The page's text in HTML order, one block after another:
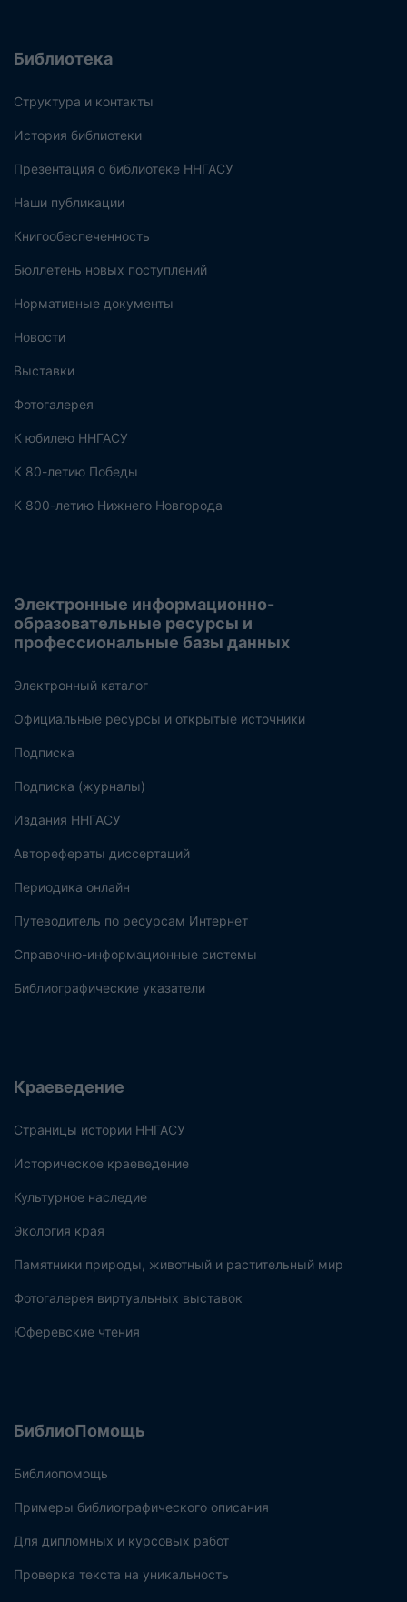
Библиотека
Структура и контакты
История библиотеки
Презентация о библиотеке ННГАСУ
Наши публикации
Книгообеспеченность
Бюллетень новых поступлений
Нормативные документы
Новости
Выставки
Фотогалерея
К юбилею ННГАСУ
К 80-летию Победы
К 800-летию Нижнего Новгорода
Электронные информационно-
образовательные ресурсы и
профессиональные базы данных
Электронный каталог
Официальные ресурсы и открытые источники
Подписка
Подписка (журналы)
Издания ННГАСУ
Авторефераты диссертаций
Периодика онлайн
Путеводитель по ресурсам Интернет
Справочно-информационные системы
Библиографические указатели
Краеведение
Страницы истории ННГАСУ
Историческое краеведение
Культурное наследие
Экология края
Памятники природы, животный и растительный мир
Фотогалерея виртуальных выставок
Юферевские чтения
БиблиоПомощь
Библиопомощь
Примеры библиографического описания
Для дипломных и курсовых работ
Проверка текста на уникальность